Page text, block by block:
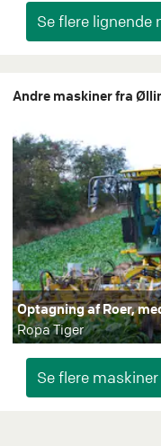
Andre maskiner fra
Optagning af Roer,
Ropa Tiger